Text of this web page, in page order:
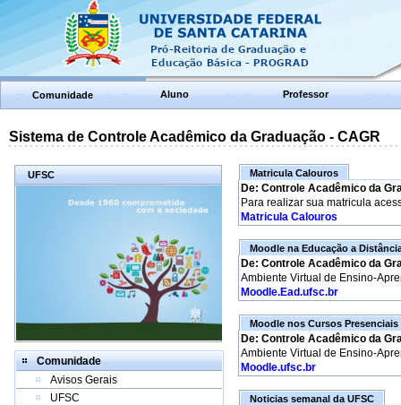
Comunidade Aluno Professor
Sistema de Controle Acadêmico da Graduação - CAGR
UFSC
Comunidade
Avisos Gerais
UFSC
Matricula Calouros
De: Controle Acadêmico da
Para realizar sua matricula
Matricula Calouros
Moodle na Educação a
De: Controle Acadêmico da
Ambiente Virtual de Ensino-
Moodle.Ead.ufsc.br
Moodle nos Cursos Presenciais
De: Controle Acadêmico da
Ambiente Virtual de Ensino-
Moodle.ufsc.br
Noticias semanal da UFSC